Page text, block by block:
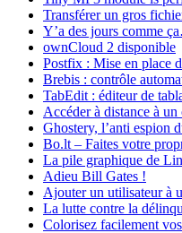
Transférer un gros
Y’a des jours comme
ownCloud 2 disponible
Postfix : Mise en place
Brebis : contrôle
TabEdit : éditeur de
Accéder à distance à
Ghostery, l’anti espion
Bo.lt – Faites votre
La pile graphique de
Adieu Bill Gates !
Ajouter un utilisateur à
La lutte contre la
Colorisez facilement